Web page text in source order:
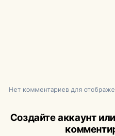
Нет комментариев для
Создайте аккаунт